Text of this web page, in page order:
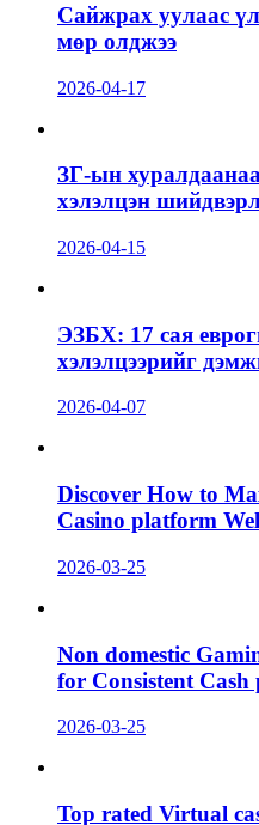
Сайжрах уулаас
мөр олджээ
2026-04-17
ЗГ-ын
хэлэлцэн
2026-04-15
ЭЗБХ: 17 сая
хэлэлцээрийг
2026-04-07
Discover How to
Casino platform
2026-03-25
Non domestic
for Consistent Cash
2026-03-25
Top rated Virtual